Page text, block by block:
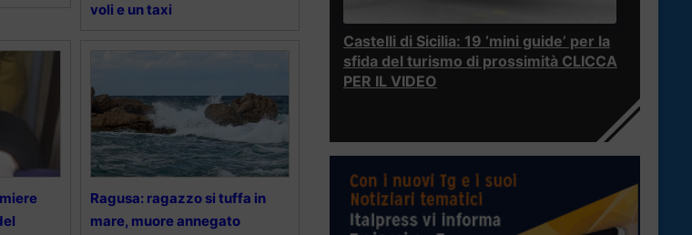
voli e un taxi
Ragusa: ragazzo si tuffa in
mare, muore annegato
Castelli di Sicilia: 19 ‘mini guide’ per la
sfida del turismo di prossimità CLICCA
PER IL VIDEO